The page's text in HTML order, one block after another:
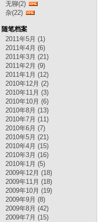
无聊(2)
杂(22)
随笔档案
2011年5月 (1)
2011年4月 (6)
2011年3月 (21)
2011年2月 (9)
2011年1月 (12)
2010年12月 (2)
2010年11月 (3)
2010年10月 (6)
2010年8月 (13)
2010年7月 (11)
2010年6月 (7)
2010年5月 (21)
2010年4月 (15)
2010年3月 (16)
2010年1月 (5)
2009年12月 (18)
2009年11月 (18)
2009年10月 (19)
2009年9月 (8)
2009年8月 (42)
2009年7月 (15)